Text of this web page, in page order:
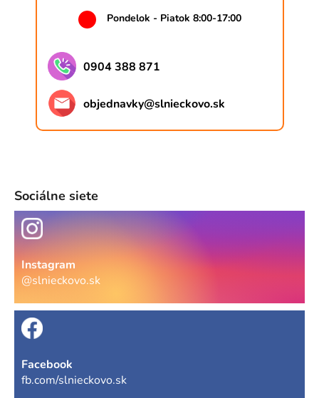
Pondelok - Piatok 8:00-17:00
0904 388 871
objednavky@slnieckovo.sk
Sociálne siete
Instagram
@slnieckovo.sk
Facebook
fb.com/slnieckovo.sk